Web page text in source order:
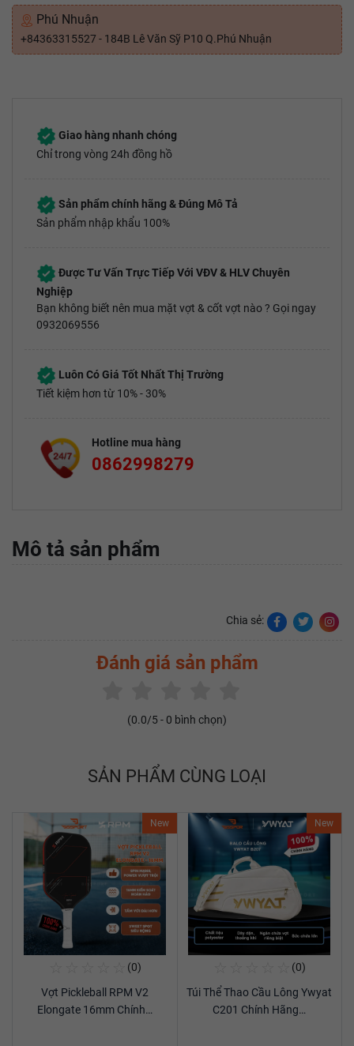
Phú Nhuận
+84363315527 - 184B Lê Văn Sỹ P10 Q.Phú Nhuận
Giao hàng nhanh chóng
Chỉ trong vòng 24h đồng hồ
Sản phẩm chính hãng & Đúng Mô Tả
Sản phẩm nhập khẩu 100%
Được Tư Vấn Trực Tiếp Với VĐV & HLV Chuyên
Nghiệp
Bạn không biết nên mua mặt vợt & cốt vợt nào ? Gọi ngay
0932069556
Luôn Có Giá Tốt Nhất Thị Trường
Tiết kiệm hơn từ 10% - 30%
Hotline mua hàng
0862998279
Mô tả sản phẩm
Chia sẻ:
Đánh giá sản phẩm
(0.0/5 - 0 bình chọn)
SẢN PHẨM CÙNG LOẠI
New
(0)
Vợt Pickleball RPM V2
Elongate 16mm Chính…
New
(0)
Túi Thể Thao Cầu Lông Ywyat
C201 Chính Hãng…